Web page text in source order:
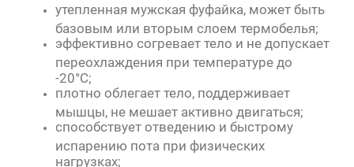
утепленная мужская фуфайка, может быть
базовым или вторым слоем термобелья;
эффективно согревает тело и не допускает
переохлаждения при температуре до
-20°C;
плотно облегает тело, поддерживает
мышцы, не мешает активно двигаться;
способствует отведению и быстрому
испарению пота при физических
нагрузках;